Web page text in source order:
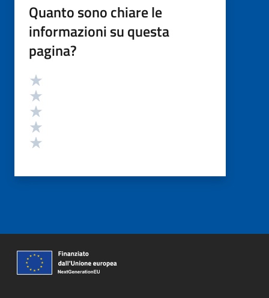
Quanto sono chiare le
informazioni su questa
pagina?
Valutazione